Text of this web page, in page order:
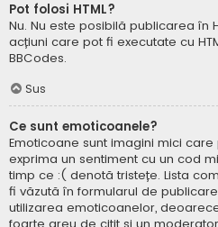
Pot folosi HTML?
Nu. Nu este posibilă publicarea în
acțiuni care pot fi executate cu
BBCodes.
Sus
Ce sunt emoticoanele?
Emoticoane sunt imagini mici
exprima un sentiment cu un cod
timp ce :( denotă tristețe. Lista
fi văzută în formularul de
utilizarea emoticoanelor,